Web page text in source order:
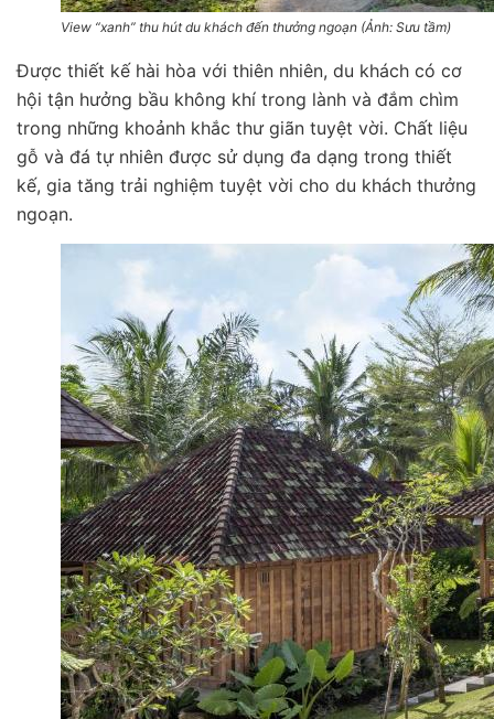
View “xanh” thu hút du khách đến thưởng ngoạn (Ảnh: Sưu tầm)
Được thiết kế hài hòa với thiên nhiên, du khách có cơ
hội tận hưởng bầu không khí trong lành và đắm chìm
trong những khoảnh khắc thư giãn tuyệt vời. Chất liệu
gỗ và đá tự nhiên được sử dụng đa dạng trong thiết
kế, gia tăng trải nghiệm tuyệt vời cho du khách thưởng
ngoạn.